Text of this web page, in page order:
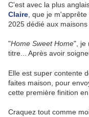
C'est avec la plus
Claire , que je
2025 dédié aux maisons
"Home Sweet Home", je
titre... Après avoir
Elle est super contente
faites maison, pour
cette première finition
Craquez tout comme